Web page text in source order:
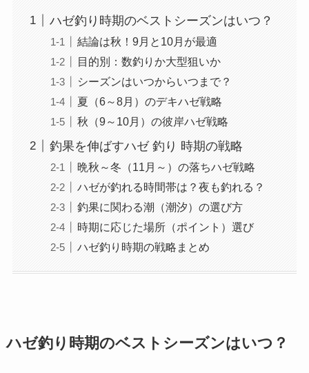
ハゼ釣り時期のベストシーズンはいつ？
結論は秋！9月と10月が最適
目的別：数釣りか大型狙いか
シーズンはいつからいつまで？
夏（6～8月）のデキハゼ戦略
秋（9～10月）の彼岸ハゼ戦略
釣果を伸ばすハゼ 釣り 時期の戦略
晩秋～冬（11月～）の落ちハゼ戦略
ハゼが釣れる時間帯は？夜も釣れる？
釣果に関わる潮（潮汐）の選び方
時期に応じた場所（ポイント）選び
ハゼ釣り時期の戦略まとめ
ハゼ釣り時期のベストシーズンはいつ？